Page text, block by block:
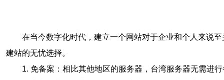
在当今数字化时代，建立一个网站对于企业和个人来说
建站的无忧选择。
1. 免备案：相比其他地区的服务器，台湾服务器无需进